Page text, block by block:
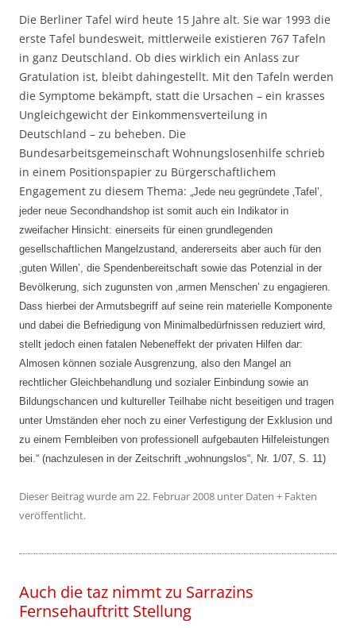
Die Berliner Tafel wird heute 15 Jahre alt. Sie war 1993 die
erste Tafel bundesweit, mittlerweile existieren 767 Tafeln
in ganz Deutschland. Ob dies wirklich ein Anlass zur
Gratulation ist, bleibt dahingestellt. Mit den Tafeln werden
die Symptome bekämpft, statt die Ursachen – ein krasses
Ungleichgewicht der Einkommensverteilung in
Deutschland – zu beheben. Die
Bundesarbeitsgemeinschaft Wohnungslosenhilfe schrieb
in einem Positionspapier zu Bürgerschaftlichem
Engagement zu diesem Thema: „Jede neu gegründete ‚Tafel’,
jeder neue Secondhandshop ist somit auch ein Indikator in
zweifacher Hinsicht: einerseits für einen grundlegenden
gesellschaftlichen Mangelzustand, andererseits aber auch für den
‚guten Willen’, die Spendenbereitschaft sowie das Potenzial in der
Bevölkerung, sich zugunsten von ‚armen Menschen’ zu engagieren.
Dass hierbei der Armutsbegriff auf seine rein materielle Komponente
und dabei die Befriedigung von Minimalbedürfnissen reduziert wird,
stellt jedoch einen fatalen Nebeneffekt der privaten Hilfen dar:
Almosen können soziale Ausgrenzung, also den Mangel an
rechtlicher Gleichbehandlung und sozialer Einbindung sowie an
Bildungschancen und kultureller Teilhabe nicht beseitigen und tragen
unter Umständen eher noch zu einer Verfestigung der Exklusion und
zu einem Fernbleiben von professionell aufgebauten Hilfeleistungen
bei.“ (nachzulesen in der Zeitschrift „wohnungslos“, Nr. 1/07, S. 11)
Dieser Beitrag wurde am 22. Februar 2008 unter Daten + Fakten
veröffentlicht.
Auch die taz nimmt zu Sarrazins
Fernsehauftritt Stellung